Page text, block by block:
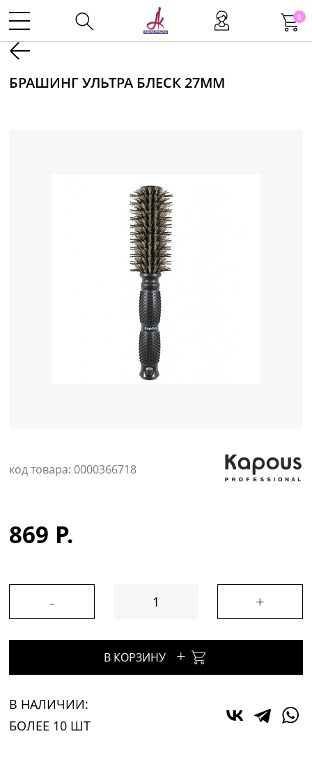
0
Одноразовая продукция
БРАШИНГ УЛЬТРА БЛЕСК 27ММ
код товара: 0000366718
869 Р.
- +
В КОРЗИНУ +
В НАЛИЧИИ:
БОЛЕЕ 10 ШТ